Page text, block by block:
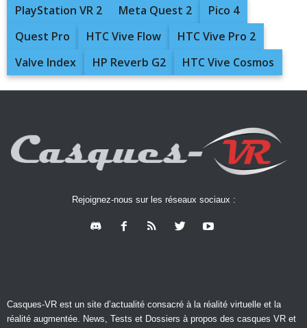
PlayStation VR 2
Meta Quest 2
Pico 4
Quest Pro
HTC Vive Flow
HTC Vive Pro 2
Valve Index
HP Reverb G2 HTC Vive Cosmos
Rejoignez-nous sur les réseaux sociaux :
Casques-VR est un site d’actualité consacré à la réalité virtuelle et la
réalité augmentée. News, Tests et Dossiers à propos des casques VR et